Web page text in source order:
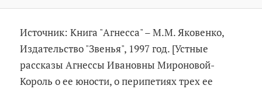
Источник: Книга "Агнесса" – М.М. Яковенко,
Издательство "Звенья", 1997 год. [Устные
рассказы Агнессы Ивановны Мироновой-
Король о ее юности, о перипетиях трех ее